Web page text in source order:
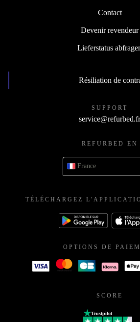
Contact
Devenir revendeur
Lieferstatus
Résiliation de
SUPPORT
service@refurbed.fr
REFURBED EN
France
TÉLÉCHARGEZ
OPTIONS DE
SCORE
Trustpilot